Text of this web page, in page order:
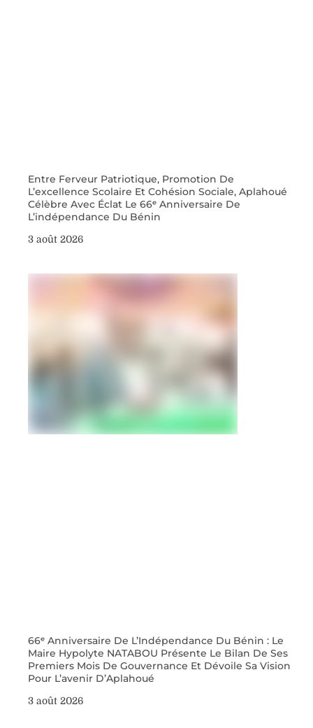
Entre Ferveur Patriotique, Promotion De
L’excellence Scolaire Et Cohésion Sociale, Aplahoué
Célèbre Avec Éclat Le 66ᵉ Anniversaire De
L’indépendance Du Bénin
3 août 2026
66ᵉ Anniversaire De L’Indépendance Du Bénin : Le
Maire Hypolyte NATABOU Présente Le Bilan De Ses
Premiers Mois De Gouvernance Et Dévoile Sa Vision
Pour L’avenir D’Aplahoué
3 août 2026